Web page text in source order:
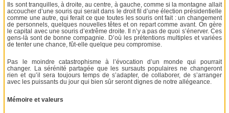
Ils sont tranquilles, à droite, au centre, à gauche, comme si la montagne allait
accoucher d’une souris qui serait dans le droit fil d’une élection présidentielle
comme une autre, qui ferait ce que toutes les souris ont fait : un changement
de personnels, quelques nouvelles têtes et on repart comme avant. On gère
le capital avec une souris d’extrême droite. Il n’y a pas de quoi s’énerver. Ces
gens-là sont de bonne compagnie. D’où les prétentions multiples et variées
de tenter une chance, fût-elle quelque peu compromise.
Pas le moindre catastrophisme à l’évocation d’un monde qui pourrait
changer. La sérénité partagée que les sursauts populaires ne changeront
rien et qu’il sera toujours temps de s’adapter, de collaborer, de s’arranger
avec les puissants du jour qui bien sûr seront dignes de notre allégeance.
Mémoire et valeurs